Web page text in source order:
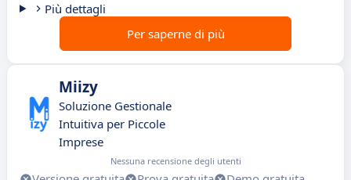
Più dettagli
Per saperne di più
Miizy
Soluzione Gestionale
Intuitiva per Piccole
Imprese
Nessuna recensione degli utenti